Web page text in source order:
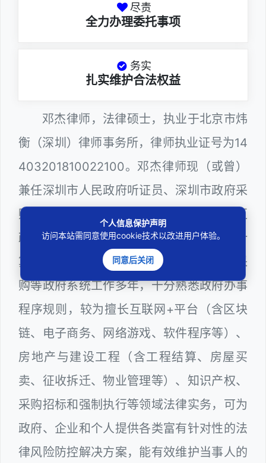
尽责
全力办理委托事项
务实
扎实维护合法权益
邓杰律师，法律硕士，执业于北京市炜
衡（深圳）律师事务所，律师执业证号为14
403201810022100。邓杰律师现（或曾）
兼任深圳市人民政府听证员、深圳市政府采
购评审专家（法律类），曾担任深圳市某区
政府部门公职律师、建设工程定标专家、计
算机信息网络安全员，在建筑工务、政府采
购等政府系统工作多年，十分熟悉政府办事
程序规则，较为擅长互联网+平台（含区块
链、电子商务、网络游戏、软件程序等）、
房地产与建设工程（含工程结算、房屋买
卖、征收拆迁、物业管理等）、知识产权、
采购招标和强制执行等领域法律实务，可为
政府、企业和个人提供各类富有针对性的法
律风险防控解决方案，能有效维护当事人的
个人信息保护声明
访问本站需同意使用cookie技术以改进用户体验。
同意后关闭